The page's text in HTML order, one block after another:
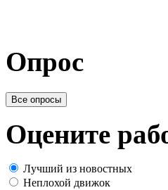
Опрос
Все опросы
Оцените
Лучший из новостных
Неплохой движок